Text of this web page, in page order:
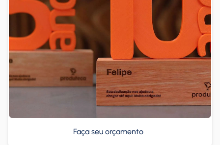
Faça seu orçamento